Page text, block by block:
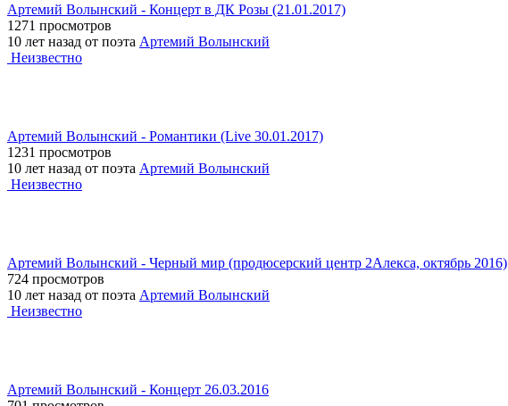
Артемий Волынский - Концерт в ДК Розы (21.01.2017)
1271 просмотров
10 лет назад от поэта Артемий Волынский
Неизвестно
Артемий Волынский - Романтики (Live 30.01.2017)
1231 просмотров
10 лет назад от поэта Артемий Волынский
Неизвестно
Артемий Волынский - Черный мир (продюсерский центр 2Алекса, октябрь 2016)
724 просмотров
10 лет назад от поэта Артемий Волынский
Неизвестно
Артемий Волынский - Концерт 26.03.2016